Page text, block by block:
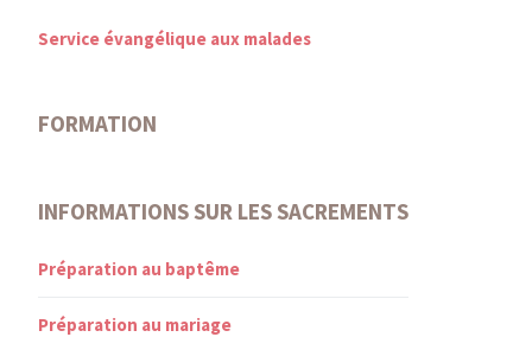
Service évangélique aux malades
FORMATION
INFORMATIONS SUR LES SACREMENTS
Préparation au baptême
Préparation au mariage